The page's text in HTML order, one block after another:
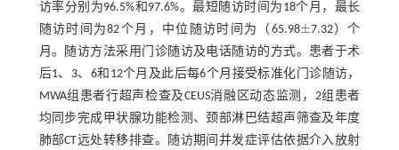
访率分别为96.5%和97.6%。最短随访时间为18个月，最长
随访时间为82个月，中位随访时间为（65.98±
± 7.32）个
月。随访方法采用门诊随访及电话随访的方式。患者于术
后1、3、6和12个月及此后每6个月接受标准化门诊随访，
MWA组患者行超声检查及CEUS消融区动态监测，2组患者
均同步完成甲状腺功能检测、颈部淋巴结超声筛查及年度
肺部CT远处转移排查。随访期间并发症评估依据介入放射